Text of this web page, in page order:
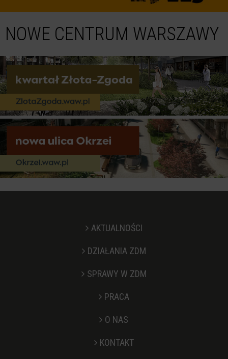
NOWE CENTRUM WARSZAWY
AKTUALNOŚCI
DZIAŁANIA ZDM
SPRAWY W ZDM
PRACA
O NAS
KONTAKT